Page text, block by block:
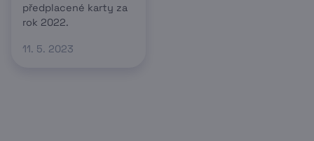
předplacené karty za
rok 2022.
11. 5. 2023